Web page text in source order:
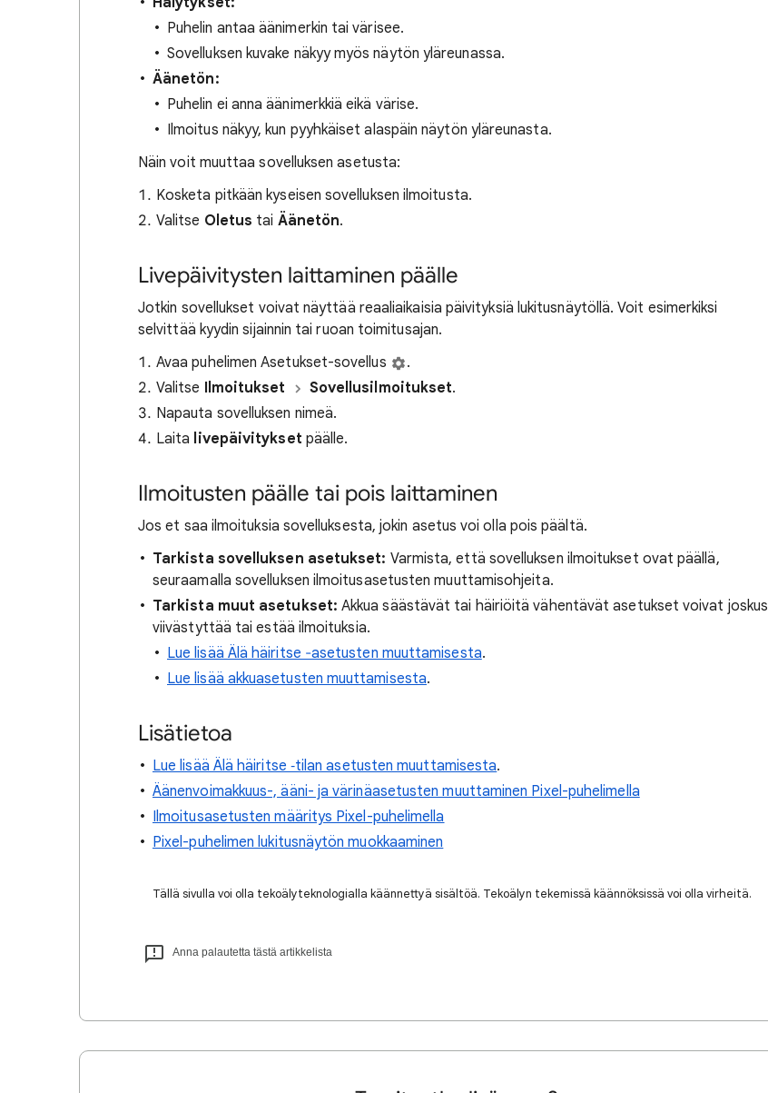
Puhelin antaa äänimerkin tai värisee.
Sovelluksen kuvake näkyy myös näytön yläreunassa.
Äänetön:
Puhelin ei anna äänimerkkiä eikä värise.
Ilmoitus näkyy, kun pyyhkäiset alaspäin näytön yläreunasta.
Näin voit muuttaa sovelluksen asetusta:
Kosketa pitkään kyseisen sovelluksen ilmoitusta.
Valitse Oletus tai Äänetön.
Livepäivitysten laittaminen päälle
Jotkin sovellukset voivat näyttää reaaliaikaisia päivityksiä lukitusnäytöllä. Voit esimerkiksi
selvittää kyydin sijainnin tai ruoan toimitusajan.
Avaa puhelimen Asetukset-sovellus
.
Valitse Ilmoitukset Sovellusilmoitukset.
Napauta sovelluksen nimeä.
Laita livepäivitykset päälle.
Ilmoitusten päälle tai pois laittaminen
Jos et saa ilmoituksia sovelluksesta, jokin asetus voi olla pois päältä.
Tarkista sovelluksen asetukset: Varmista, että sovelluksen ilmoitukset ovat päällä,
seuraamalla sovelluksen ilmoitusasetusten muuttamisohjeita.
Tarkista muut asetukset: Akkua säästävät tai häiriöitä vähentävät asetukset voivat joskus
viivästyttää tai estää ilmoituksia.
Lue lisää Älä häiritse ‐asetusten muuttamisesta.
Lue lisää akkuasetusten muuttamisesta.
Lisätietoa
Lue lisää Älä häiritse ‑tilan asetusten muuttamisesta.
Äänenvoimakkuus-, ääni- ja värinäasetusten muuttaminen Pixel-puhelimella
Ilmoitusasetusten määritys Pixel-puhelimella
Pixel-puhelimen lukitusnäytön muokkaaminen
Tällä sivulla voi olla tekoälyteknologialla käännettyä sisältöä. Tekoälyn tekemissä käännöksissä voi olla virheitä.
Anna palautetta tästä artikkelista